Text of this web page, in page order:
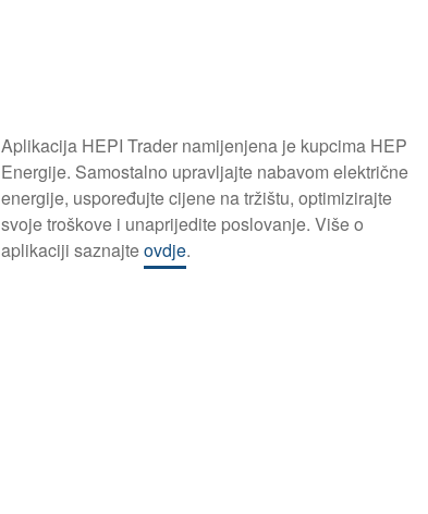
Aplikacija HEPI Trader namijenjena je kupcima HEP
Energije. Samostalno upravljajte nabavom električne
energije, uspoređujte cijene na tržištu, optimizirajte
svoje troškove i unaprijedite poslovanje. Više o
aplikaciji saznajteovdje.